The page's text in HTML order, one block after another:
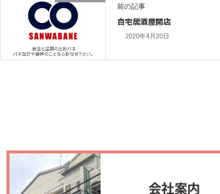
前の記事
自宅居酒屋開店
2020年4月20日